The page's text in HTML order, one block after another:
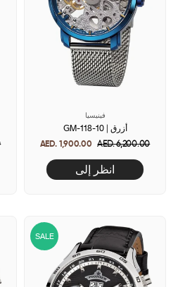
Sale
فينيسيا
GM-118-10 | أزرق
AED. 1,900.00 Regular
price
AED. 6,200.00Sale
انظر إلى
SALE